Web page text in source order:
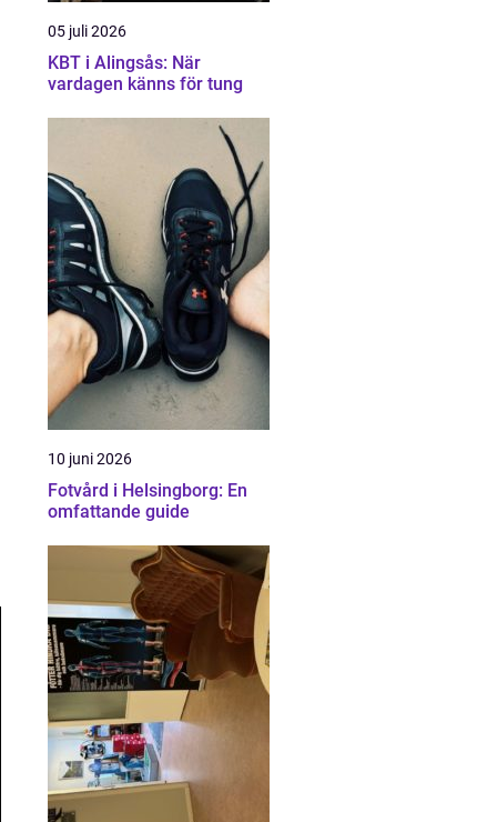
05 juli 2026
KBT i Alingsås: När
vardagen känns för tung
10 juni 2026
Fotvård i Helsingborg: En
omfattande guide